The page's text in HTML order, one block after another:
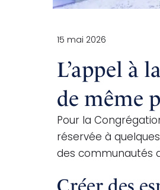
15 mai 2026
L’appel à
de même
Pour la
réservée à
des communautés